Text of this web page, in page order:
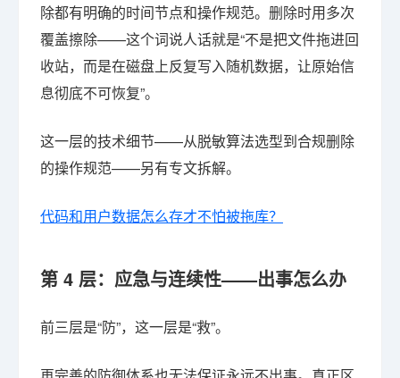
除都有明确的时间节点和操作规范。删除时用多次
覆盖擦除——这个词说人话就是“不是把文件拖进回
收站，而是在磁盘上反复写入随机数据，让原始信
息彻底不可恢复”。
这一层的技术细节——从脱敏算法选型到合规删除
的操作规范——另有专文拆解。
代码和用户数据怎么存才不怕被拖库？
第 4 层：应急与连续性——出事怎么办
前三层是“防”，这一层是“救”。